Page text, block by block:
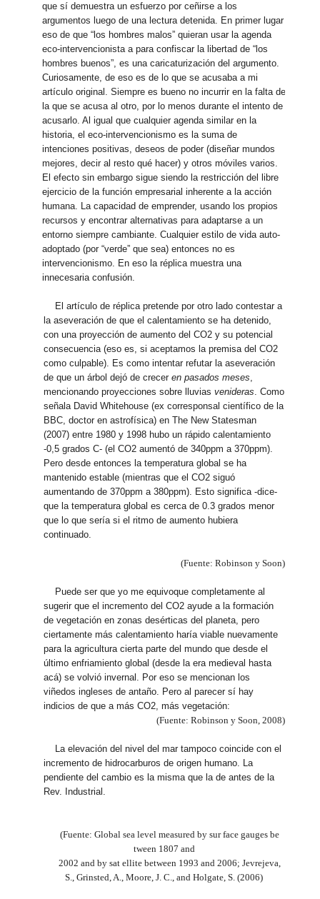
que sí demuestra un esfuerzo por ceñirse a los
argumentos luego de una lectura detenida. En primer lugar
eso de que “los hombres malos” quieran usar la agenda
eco-intervencionista a para confiscar la libertad de “los
hombres buenos”, es una caricaturización del argumento.
Curiosamente, de eso es de lo que se acusaba a mi
artículo original. Siempre es bueno no incurrir en la falta de
la que se acusa al otro, por lo menos durante el intento de
acusarlo. Al igual que cualquier agenda similar en la
historia, el eco-intervencionismo es la suma de
intenciones positivas, deseos de poder (diseñar mundos
mejores, decir al resto qué hacer) y otros móviles varios.
El efecto sin embargo sigue siendo la restricción del libre
ejercicio de la función empresarial inherente a la acción
humana. La capacidad de emprender, usando los propios
recursos y encontrar alternativas para adaptarse a un
entorno siempre cambiante. Cualquier estilo de vida auto-
adoptado (por “verde” que sea) entonces no es
intervencionismo. En eso la réplica muestra una
innecesaria confusión.
El artículo de réplica pretende por otro lado contestar a
la aseveración de que el calentamiento se ha detenido,
con una proyección de aumento del CO2 y su potencial
consecuencia (eso es, si aceptamos la premisa del CO2
como culpable). Es como intentar refutar la aseveración
de que un árbol dejó de creceren pasados meses,
mencionando proyecciones sobre lluviasvenideras. Como
señala David Whitehouse (ex corresponsal científico de la
BBC, doctor en astrofísica) en The New Statesman
(2007) entre 1980 y 1998 hubo un rápido calentamiento
-0,5 grados C- (el CO2 aumentó de 340ppm a 370ppm).
Pero desde entonces la temperatura global se ha
mantenido estable (mientras que el CO2 siguó
aumentando de 370ppm a 380ppm). Esto significa -dice-
que la temperatura global es cerca de 0.3 grados menor
que lo que sería si el ritmo de aumento hubiera
continuado.
(Fuente: Robinson y Soon)
Puede ser que yo me equivoque completamente al
sugerir que el incremento del CO2 ayude a la formación
de vegetación en zonas desérticas del planeta, pero
ciertamente más calentamiento haría viable nuevamente
para la agricultura cierta parte del mundo que desde el
último enfriamiento global (desde la era medieval hasta
acá) se volvió invernal. Por eso se mencionan los
viñedos ingleses de antaño. Pero al parecer sí hay
indicios de que a más CO2, más vegetación:
(Fuente: Robinson y Soon, 2008)
La elevación del nivel del mar tampoco coincide con el
incremento de hidrocarburos de origen humano. La
pendiente del cambio es la misma que la de antes de la
Rev. Industrial.
(Fuente: Global sea level measured by sur face gauges be
tween 1807 and
2002 and by sat ellite between 1993 and 2006; Jevrejeva,
S., Grinsted, A., Moore, J. C., and Holgate, S. (2006)